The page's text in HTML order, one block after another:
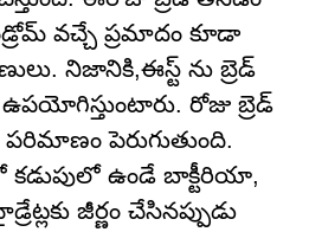
వచ్చే ప్రమాదం కూడా
నిజానికి,ఈస్ట్ ను బ్రెడ్
రోజు బ్రెడ్
పరిమాణం పెరుగుతుంది.
కడుపులో ఉండే బాక్టీరియా,
జీర్ణం చేసినప్పుడు